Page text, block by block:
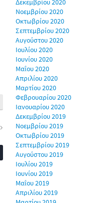
Δεκεμβρίου 2020
Νοεμβρίου 2020
Οκτωβρίου 2020
Σεπτεμβρίου 2020
Αυγούστου 2020
Ιουλίου 2020
Ιουνίου 2020
Μαΐου 2020
Απριλίου 2020
Μαρτίου 2020
Φεβρουαρίου 2020
Ιανουαρίου 2020
Δεκεμβρίου 2019
Νοεμβρίου 2019
Οκτωβρίου 2019
Σεπτεμβρίου 2019
Αυγούστου 2019
Ιουλίου 2019
Ιουνίου 2019
Μαΐου 2019
Απριλίου 2019